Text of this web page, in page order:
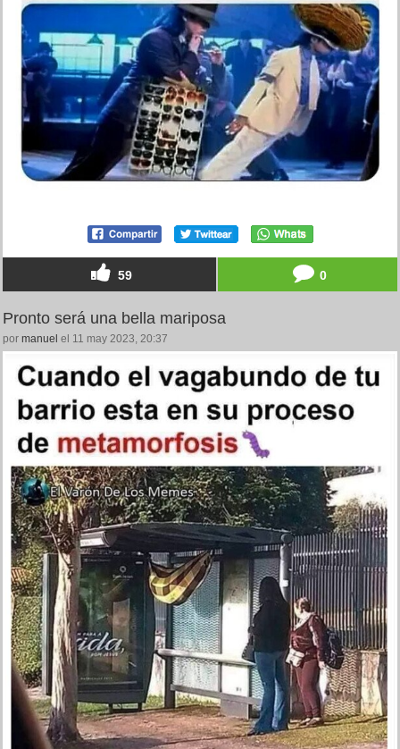
59 0
Pronto será una bella mariposa
por manuel el 11 may 2023, 20:37